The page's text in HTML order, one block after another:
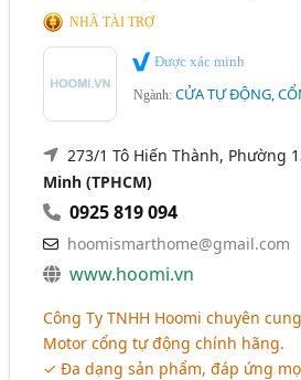
NHÀ TÀI TRỢ
Được xác minh
Ngành:CỬA TỰ ĐỘNG,
273/1 Tô Hiến Thành, Phường
Minh (TPHCM)
0925 819 094
hoomismarthome@gmail.com
www.hoomi.vn
Công Ty TNHH Hoomi chuyên
Motor cổng tự động chính hãng.
✓ Đa dạng sản phẩm, đáp ứng